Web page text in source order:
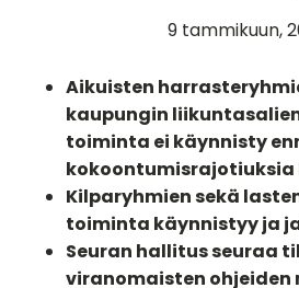
9 tammikuun,
Aikuisten
kaupungin
toiminta ei käynnisty
kokoontumisrajotiuksia
Kilparyhmien sekä
toiminta käynnistyy ja
Seuran hallitus seuraa
viranomaisten ohjeiden